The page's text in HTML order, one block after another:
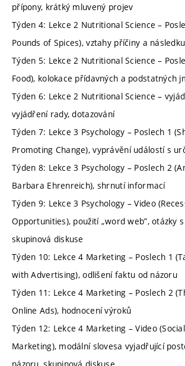
přípony, krátký mluvený projev
Týden 4: Lekce 2 Nutritional Science –
Pounds of Spices), vztahy příčiny a následku
Týden 5: Lekce 2 Nutritional Science –
Food), kolokace přídavných a podstatných
Týden 6: Lekce 2 Nutritional Science –
vyjádření rady, dotazování
Týden 7: Lekce 3 Psychology – Poslech 1
Promoting Change), vyprávění událostí s
Týden 8: Lekce 3 Psychology – Poslech 2
Barbara Ehrenreich), shrnutí informací
Týden 9: Lekce 3 Psychology – Video
Opportunities), použití „word web”, otázky
skupinová diskuse
Týden 10: Lekce 4 Marketing – Poslech 1
with Advertising), odlišení faktu od názoru
Týden 11: Lekce 4 Marketing – Poslech 2
Online Ads), hodnocení výroků
Týden 12: Lekce 4 Marketing – Video
Marketing), modální slovesa vyjadřující